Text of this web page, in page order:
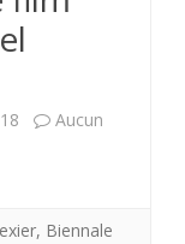
Aucun
, Biennale